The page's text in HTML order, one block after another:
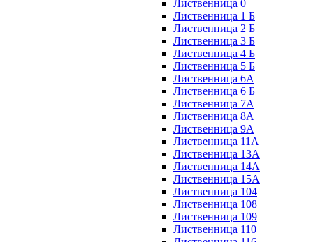
Лиственница 0
Лиственница 1 Б
Лиственница 2 Б
Лиственница 3 Б
Лиственница 4 Б
Лиственница 5 Б
Лиственница 6А
Лиственница 6 Б
Лиственница 7А
Лиственница 8А
Лиственница 9А
Лиственница 11А
Лиственница 13А
Лиственница 14А
Лиственница 15А
Лиственница 104
Лиственница 108
Лиственница 109
Лиственница 110